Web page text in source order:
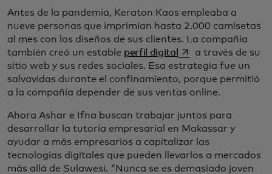
Antes de la pandemia, Keraton Kaos empleaba a
nueve personas que imprimían hasta 2.000 camisetas
al mes con los diseños de sus clientes. La compañía
también creó un estable perfil digital se abre en una
a través de su
sitio web y sus redes sociales. Esa estrategia fue un
salvavidas durante el confinamiento, porque permitió
a la compañía depender de sus ventas online.
Ahora Ashar e Ifna buscan trabajar juntos para
desarrollar la tutoría empresarial en Makassar y
ayudar a más empresarios a capitalizar las
tecnologías digitales que pueden llevarlos a mercados
más allá de Sulawesi. "Nunca se es demasiado joven